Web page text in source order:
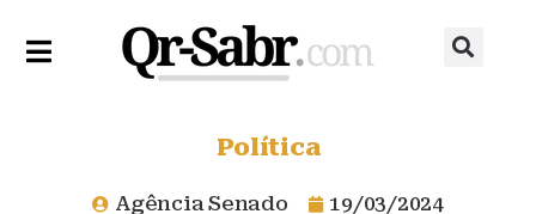
Política
Agência Senado 19/03/2024